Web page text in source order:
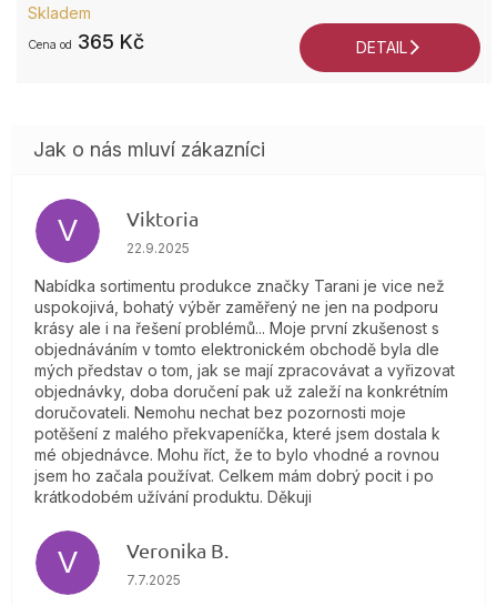
Skladem
od 365 Kč DETAIL
V Viktoria
Hodnocení obchodu je 4 z 5 hvězdiček.
22.9.2025
Nabídka sortimentu produkce značky Tarani je vice než
uspokojivá, bohatý výběr zaměřený ne jen na podporu
krásy ale i na řešení problémů... Moje první zkušenost s
objednáváním v tomto elektronickém obchodě byla dle
mých představ o tom, jak se mají zpracovávat a vyřizovat
objednávky, doba doručení pak už zaleží na konkrétním
doručovateli. Nemohu nechat bez pozornosti moje
potěšení z malého překvapeníčka, které jsem dostala k
mé objednávce. Mohu říct, že to bylo vhodné a rovnou
jsem ho začala používat. Celkem mám dobrý pocit i po
krátkodobém užívání produktu. Děkuji
V Veronika B.
Hodnocení obchodu je 5 z 5 hvězdiček.
7.7.2025